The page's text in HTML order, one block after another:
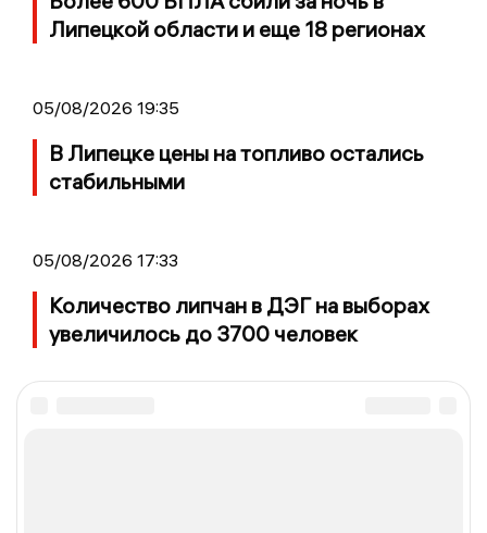
Липецкой области и еще 18 регионах
05/08/2026 19:35
В Липецке цены на топливо остались
стабильными
05/08/2026 17:33
Количество липчан в ДЭГ на выборах
увеличилось до 3700 человек